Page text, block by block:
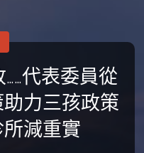
代表委員從
力三孩政策
減重實